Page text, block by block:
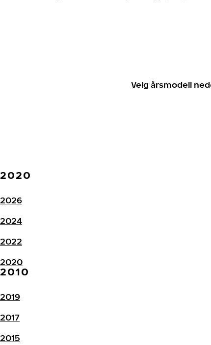
Velg årsmodell
2020
2026
2024
2022
2020
2010
2019
2017
2015